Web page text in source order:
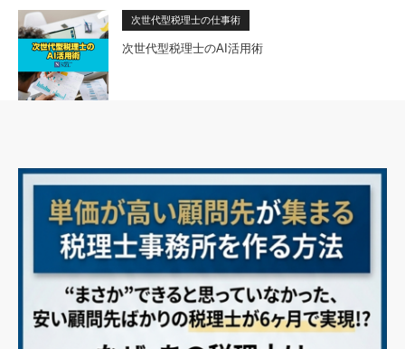
次世代型税理士の仕事術
次世代型税理士のAI活用術